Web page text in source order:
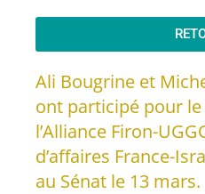
Ali Bougrine et
ont participé pour
l’Alliance Firon-
d’affaires France-
au Sénat le 13 mars.